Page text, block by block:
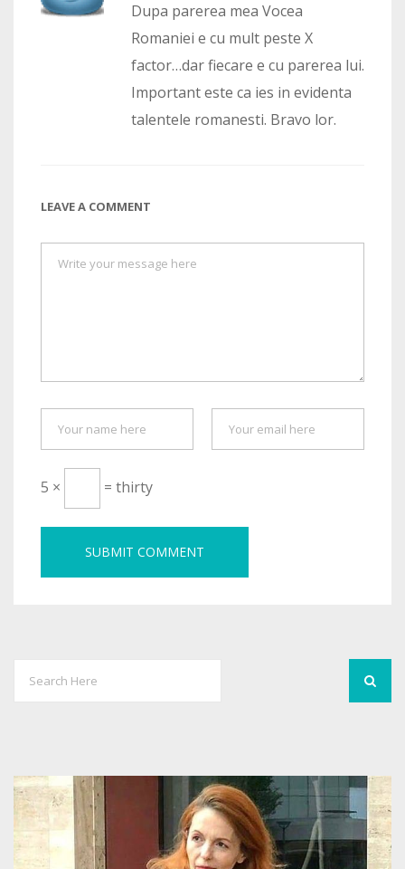
Dupa parerea mea Vocea
Romaniei e cu mult peste X
factor…dar fiecare e cu parerea lui.
Important este ca ies in evidenta
talentele romanesti. Bravo lor.
LEAVE A COMMENT
5 × = thirty